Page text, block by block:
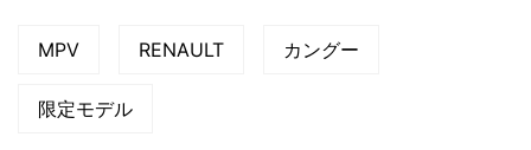
MPV RENAULT カングー
限定モデル